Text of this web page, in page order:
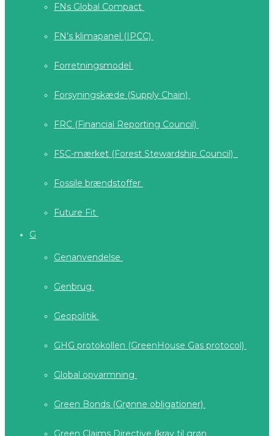
FNs Global Compact
FN’s klimapanel (IPCC)
Forretningsmodel
Forsyningskæde (Supply Chain)
FRC (Financial Reporting Council)
FSC-mærket (Forest Stewardship Council)
Fossile brændstoffer
Future Fit
G
Genanvendelse
Genbrug
Geopolitik
GHG protokollen (GreenHouse Gas protocol)
Global opvarmning
Green Bonds (Grønne obligationer)
Green Claims Directive (krav til grøn